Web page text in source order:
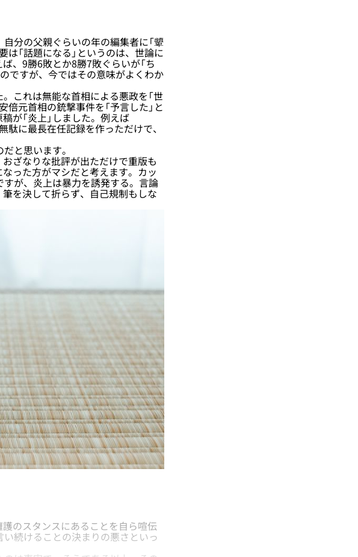
分の父親ぐらいの年の編集者に「顰
「話題になる」というのは、世論に
、9勝6敗とか8勝7敗ぐらいが「ち
ですが、今ではその意味がよくわか
これは無能な首相による悪政を「世
元首相の銃撃事件を「予言した」と
が「炎上」しました。例えば
駄に最長在任記録を作っただけで、
と思います。
ざなりな批評が出ただけで重版も
った方がマシだと考えます。カッ
すが、炎上は暴力を誘発する。言論
を決して折らず、自己規制もしな
のスタンスにあることを自ら喧伝
い続けることの決まりの悪さといっ